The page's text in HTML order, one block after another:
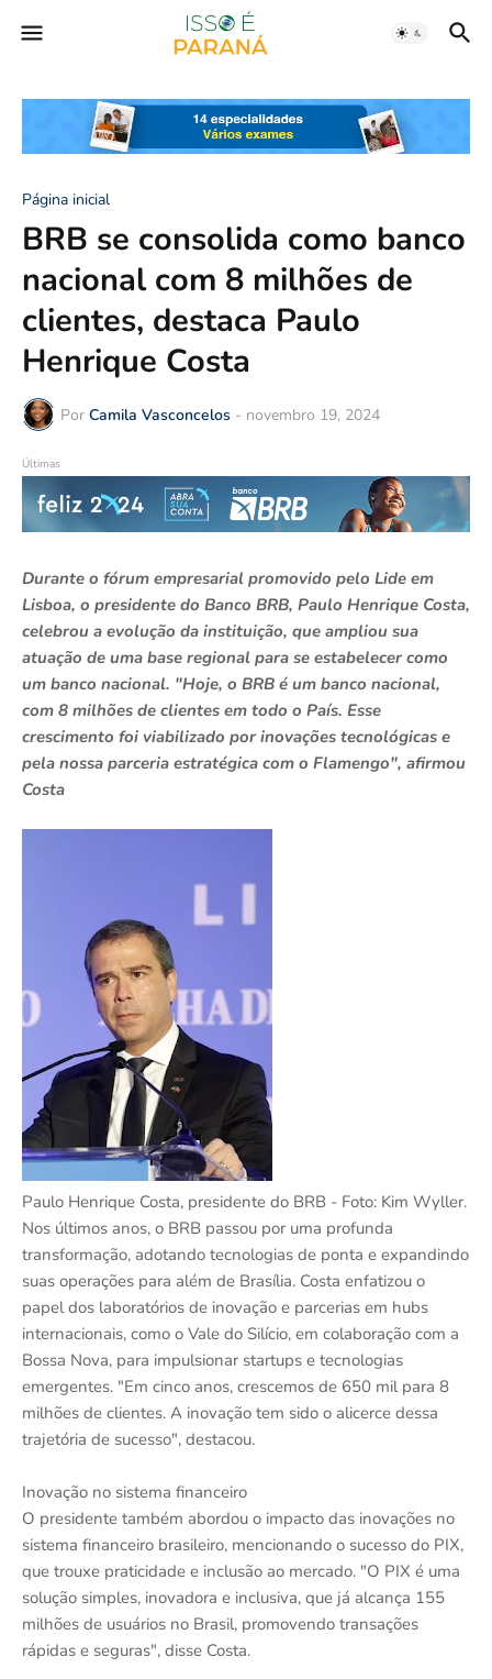
Página inicial
BRB se consolida como banco
nacional com 8 milhões de
clientes, destaca Paulo
Henrique Costa
Por Camila Vasconcelos - novembro 19, 2024
Últimas
Durante o fórum empresarial promovido pelo Lide em
Lisboa, o presidente do Banco BRB, Paulo Henrique Costa,
celebrou a evolução da instituição, que ampliou sua
atuação de uma base regional para se estabelecer como
um banco nacional. "Hoje, o BRB é um banco nacional,
com 8 milhões de clientes em todo o País. Esse
crescimento foi viabilizado por inovações tecnológicas e
pela nossa parceria estratégica com o Flamengo", afirmou
Costa
Paulo Henrique Costa, presidente do BRB - Foto: Kim Wyller.
Nos últimos anos, o BRB passou por uma profunda
transformação, adotando tecnologias de ponta e expandindo
suas operações para além de Brasília. Costa enfatizou o
papel dos laboratórios de inovação e parcerias em hubs
internacionais, como o Vale do Silício, em colaboração com a
Bossa Nova, para impulsionar startups e tecnologias
emergentes. "Em cinco anos, crescemos de 650 mil para 8
milhões de clientes. A inovação tem sido o alicerce dessa
trajetória de sucesso", destacou.
Inovação no sistema financeiro
O presidente também abordou o impacto das inovações no
sistema financeiro brasileiro, mencionando o sucesso do PIX,
que trouxe praticidade e inclusão ao mercado. "O PIX é uma
solução simples, inovadora e inclusiva, que já alcança 155
milhões de usuários no Brasil, promovendo transações
rápidas e seguras", disse Costa.